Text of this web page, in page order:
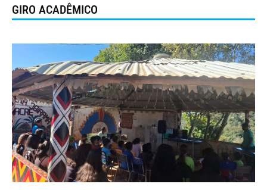
GIRO ACADÊMICO